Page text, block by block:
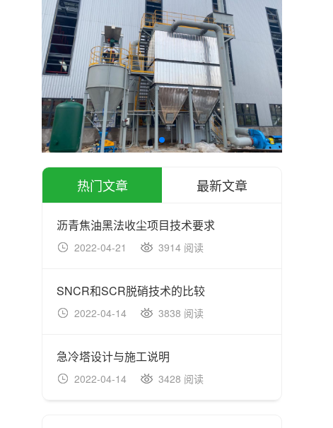
热门文章 最新文章
沥青焦油黑法收尘项目技术要求
2022-04-21 3914 阅读
SNCR和SCR脱硝技术的比较
2022-04-14 3838 阅读
急冷塔设计与施工说明
2022-04-14 3428 阅读